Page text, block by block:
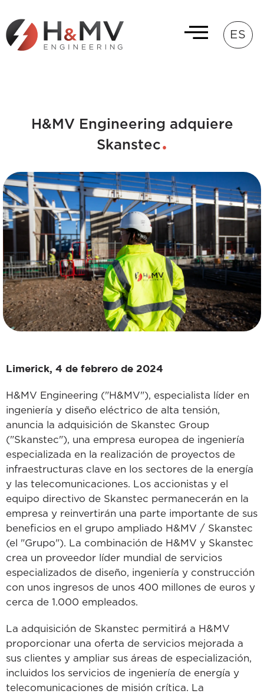
ES
H&MV Engineering adquiere
Skanstec
Limerick, 4 de febrero de 2024
H&MV Engineering ("H&MV"), especialista líder en
ingeniería y diseño eléctrico de alta tensión,
anuncia la adquisición de Skanstec Group
("Skanstec"), una empresa europea de ingeniería
especializada en la realización de proyectos de
infraestructuras clave en los sectores de la energía
y las telecomunicaciones. Los accionistas y el
equipo directivo de Skanstec permanecerán en la
empresa y reinvertirán una parte importante de sus
beneficios en el grupo ampliado H&MV / Skanstec
(el "Grupo"). La combinación de H&MV y Skanstec
crea un proveedor líder mundial de servicios
especializados de diseño, ingeniería y construcción
con unos ingresos de unos 400 millones de euros y
cerca de 1.000 empleados.
La adquisición de Skanstec permitirá a H&MV
proporcionar una oferta de servicios mejorada a
sus clientes y ampliar sus áreas de especialización,
incluidos los servicios de ingeniería de energía y
telecomunicaciones de misión crítica. La